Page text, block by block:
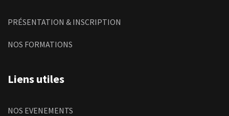
PRÉSENTATION & INSCRIPTION
NOS FORMATIONS
Liens utiles
NOS EVENEMENTS